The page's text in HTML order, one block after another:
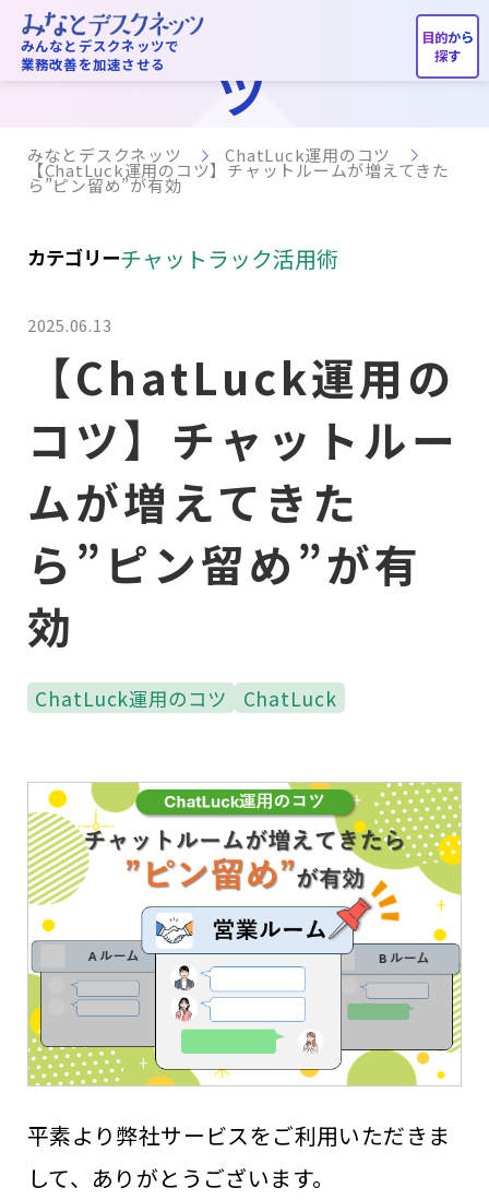
みんなとデスクネッツで
業務改善を加速させる
ChatLuck運用のコ
ツ
みなとデスクネッツ ChatLuck運用のコツ
【ChatLuck運用のコツ】チャットルームが増えてきた
ら”ピン留め”が有効
カテゴリーチャットラック活用術
2025.06.13
【ChatLuck運用の
コツ】チャットルー
ムが増えてきた
ら”ピン留め”が有
効
ChatLuck運用のコツ ChatLuck
平素より弊社サービスをご利用いただきま
して、ありがとうございます。